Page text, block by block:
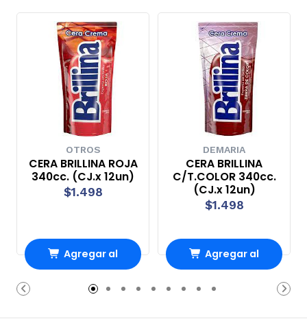
OTROS
CERA BRILLINA ROJA
340cc. (CJ.x 12un)
$1.498
Agregar al
carrito
DEMARIA
CERA BRILLINA
C/T.COLOR 340cc.
(CJ.x 12un)
$1.498
Agregar al
carrito